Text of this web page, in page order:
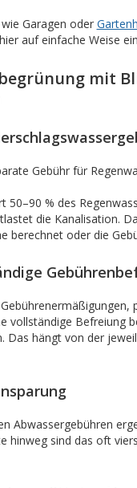
Garagen oder
auf einfache Weise
mit
Gebühr für
50–90 % des
die Kanalisation.
berechnet oder die
vollständige Befreiung
Das hängt von der
Abwassergebühren
hinweg sind das oft